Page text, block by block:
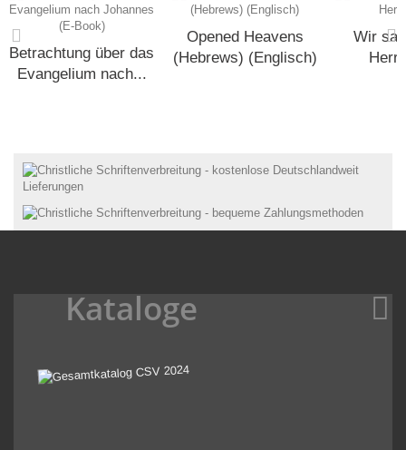
Betrachtung über das
Evangelium nach...
Opened Heavens
(Hebrews) (Englisch)
Wir
Kataloge